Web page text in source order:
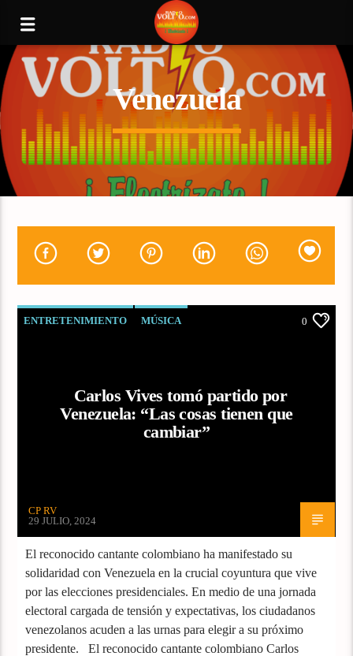
Venezuela
ENTRETENIMIENTO MÚSICA 0
Carlos Vives tomó partido por
Venezuela: “Las cosas tienen que
cambiar”
CP RV
29 JULIO, 2024
El reconocido cantante colombiano ha manifestado su
solidaridad con Venezuela en la crucial coyuntura que vive
por las elecciones presidenciales. En medio de una jornada
electoral cargada de tensión y expectativas, los ciudadanos
venezolanos acuden a las urnas para elegir a su próximo
presidente. El reconocido cantante colombiano Carlos